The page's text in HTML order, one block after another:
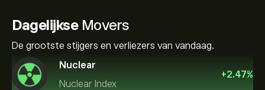
DagelijkseMovers
De grootste stijgers en verliezers van vandaag.
Nuclear
Nuclear Index
+2.47%